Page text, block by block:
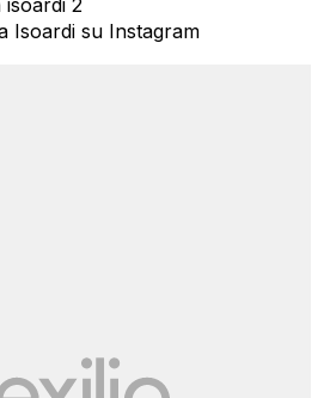
Isoardi su Instagram